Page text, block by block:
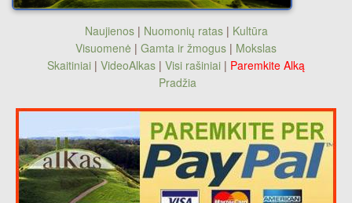
Naujienos| Nuomonių ratas| Kultūra
Visuomenė | Gamta ir žmogus | Mokslas
Skaitiniai | VideoAlkas | Visi rašiniai | Paremkite Alką
Pradžia